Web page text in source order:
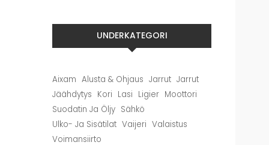
UNDERKATEGORI
Aixam Alusta & Ohjaus Jarrut Jarrut
Jäähdytys Kori Lasi Ligier Moottori
Suodatin Ja Öljy Sähkö
Ulko- Ja Sisätilat Vaijeri Valaistus
Voimansiirto